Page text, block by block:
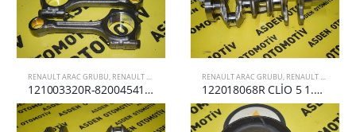
RENAULT ARAC GRUBU, RENAULT CLIO 5
121003320R-8200454199 CLİO 5,DUSTER PİSTON KOL TAKIMI
RENAULT ARAC GRUBU, RENAULT CLIO
122018068R CLİO 5 1.0 TCE KRANK MİLİ